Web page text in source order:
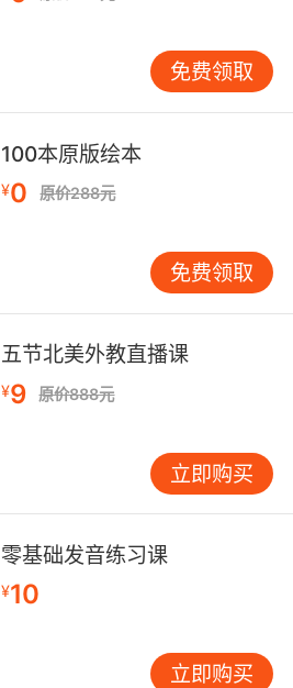
免费领取
100本原版绘本
¥0 原价288元
免费领取
五节北美外教直播课
¥9 原价888元
立即购买
零基础发音练习课
¥10
立即购买